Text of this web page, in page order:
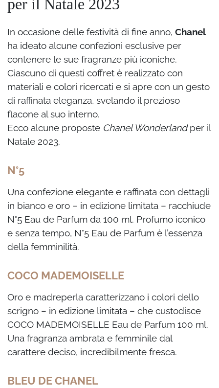
per il Natale 2023
In occasione delle festività di fine anno, Chanel
ha ideato alcune confezioni esclusive per
contenere le sue fragranze più iconiche.
Ciascuno di questi coffret è realizzato con
materiali e colori ricercati e si apre con un gesto
di raffinata eleganza, svelando il prezioso
flacone al suo interno.
Ecco alcune proposte Chanel Wonderlandper il
Natale 2023.
N°5
Una confezione elegante e raffinata con dettagli
in bianco e oro – in edizione limitata – racchiude
N°5 Eau de Parfum da 100 ml. Profumo iconico
e senza tempo, N°5 Eau de Parfum è l’essenza
della femminilità.
COCO MADEMOISELLE
Oro e madreperla caratterizzano i colori dello
scrigno – in edizione limitata – che custodisce
COCO MADEMOISELLE Eau de Parfum 100 ml.
Una fragranza ambrata e femminile dal
carattere deciso, incredibilmente fresca.
BLEU DE CHANEL